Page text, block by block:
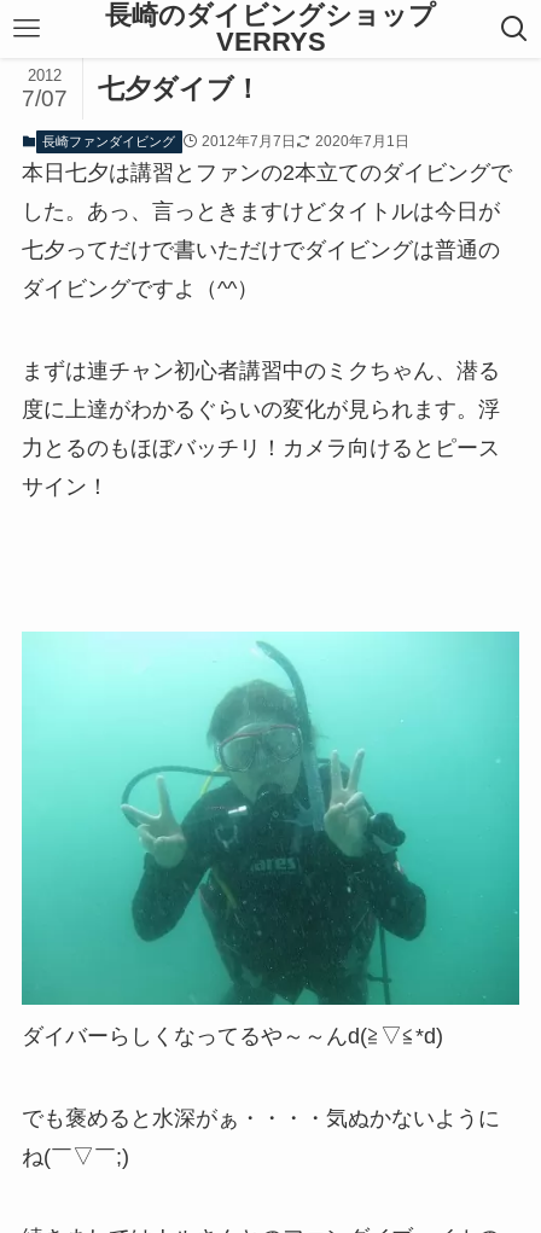
長崎のダイビングショップ
VERRYS
七夕ダイブ！
2012
7/07
長崎ファンダイビング 2012年7月7日 2020年7月1日
本日七夕は講習とファンの2本立てのダイビングで
した。あっ、言っときますけどタイトルは今日が
七夕ってだけで書いただけでダイビングは普通の
ダイビングですよ（^^）
まずは連チャン初心者講習中のミクちゃん、潜る
度に上達がわかるぐらいの変化が見られます。浮
力とるのもほぼバッチリ！カメラ向けるとピース
サイン！
ダイバーらしくなってるや～～んd(≧▽≦*d)
でも褒めると水深がぁ・・・・気ぬかないように
ね(￣▽￣;)